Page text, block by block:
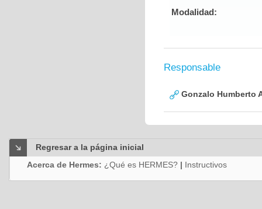
Modalidad:
Responsable
Gonzalo Humberto
Regresar a la página inicial
Acerca de Hermes: ¿Qué es HERMES? | Instructivos